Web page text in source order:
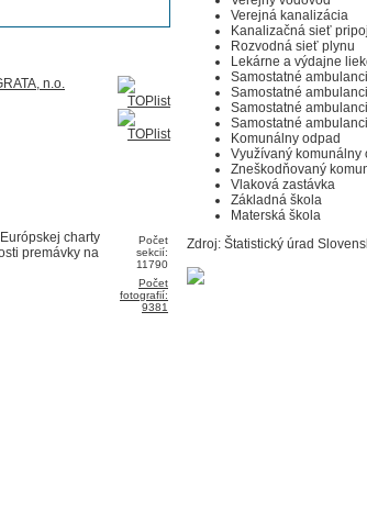
Počet
sekcií:
11790
Počet
fotografií:
9381
Verejná kanalizácia
Kanalizačná sieť
Rozvodná sieť plynu
Lekárne a výdajne
Samostatné
Samostatné
Samostatné
Samostatné
Komunálny odpad
Využívaný komunálny
Zneškodňovaný
Vlaková zastávka
Základná škola
Materská škola
Zdroj: Štatistický úrad